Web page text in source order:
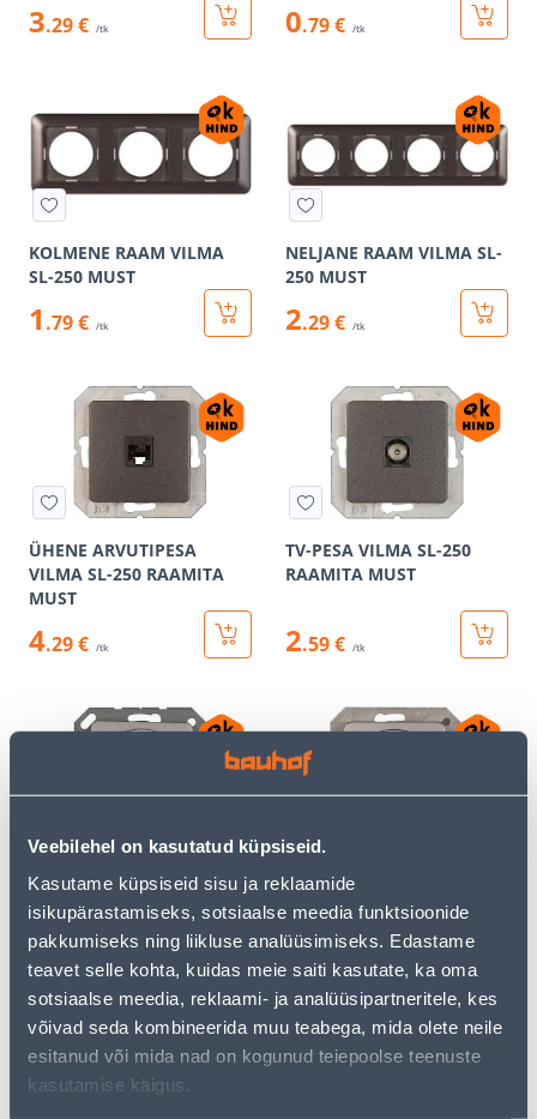
Veebilehel on kasutatud küpsiseid.
Kasutame küpsiseid sisu ja reklaamide
isikupärastamiseks, sotsiaalse meedia funktsioonide
pakkumiseks ning liikluse analüüsimiseks. Edastame
teavet selle kohta, kuidas meie saiti kasutate, ka oma
sotsiaalse meedia, reklaami- ja analüüsipartneritele, kes
võivad seda kombineerida muu teabega, mida olete neile
esitanud või mida nad on kogunud teiepoolse teenuste
kasutamise käigus.
3.29 € /tk 0.79 € /tk
KOLMENE RAAM VILMA
SL-250 MUST
1 .79 € /tk
NELJANE RAAM VILMA SL-
250 MUST
2.29 € /tk
ÜHENE ARVUTIPESA
VILMA SL-250 RAAMITA
MUST
4.29 € /tk
TV-PESA VILMA SL-250
RAAMITA MUST
2.59 € /tk
ÜHENE PISTIKUPESA
VILMA SL-250 RAAMITA
METALLIK
2.49 €
ÜHENE PISTIKUPESA
VILMA SL-250
MAANDUSEGA RAAMITA
METALLIK
3.99 € /tk